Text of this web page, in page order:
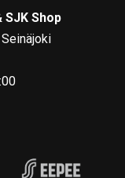
Shop